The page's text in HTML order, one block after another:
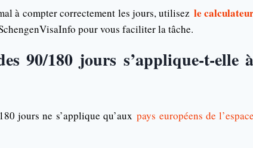
à compter correctement les jours, utilisez le
pour vous faciliter la tâche.
90/180 jours s’applique-t-elle
jours ne s’applique qu’auxpays européens de